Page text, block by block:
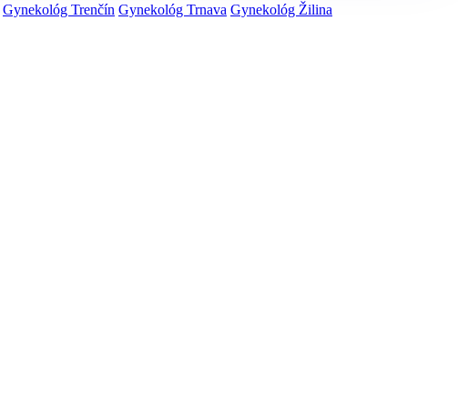
Gynekológ Trenčín Gynekológ Trnava Gynekológ Žilina